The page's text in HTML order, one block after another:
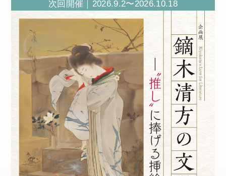
次回開催｜2026.9.2〜2026.10.18